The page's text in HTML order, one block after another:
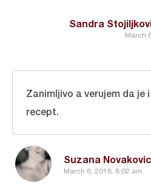
Sandra
March
Suzana Novakovic
March 6, 2016, 8:02 am
Zanimljivo a verujem da je
recept.